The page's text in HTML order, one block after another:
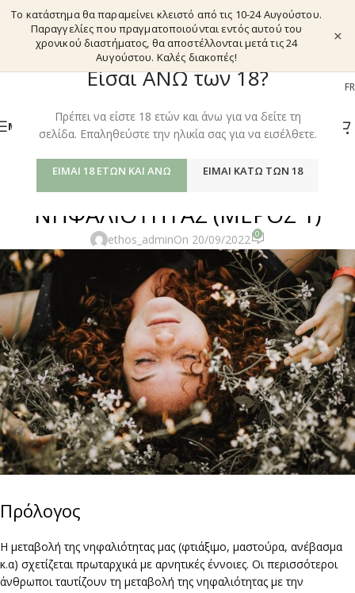
Είσαι ΑΝΩ των 18?
Πρέπει να είστε 18 ετών και άνω για να δείτε τη
σελίδα. Επαληθεύστε την ηλικία σας για να εισέλθετε.
ΕΊΜΑΙ 18 ΕΤΏΝ ΚΑΙ ΆΝΩ ΕΊΜΑΙ ΚΆΤΩ ΤΩΝ 18
Το κατάστημα θα παραμείνει κλειστό από τις 10-24 Αυγούστου.
Παραγγελίες που πραγματοποιούνται εντός αυτού του
χρονικού διαστήματος, θα αποστέλλονται μετά τις 24
Αυγούστου. Καλές διακοπές!
×
EL FR
ΜΕΝΟΎ
ETHOS LIFESTYLE
ΦΥΣΙΚΕΣ ΜΕΤΑΒΟΛΕΣ ΤΗΣ
ΝΗΦΑΛΙΟΤΗΤΑΣ (ΜΕΡΟΣ 1)
ethos_adminOn 20/09/2022 0
Πρόλογος
Η μεταβολή της νηφαλιότητας μας (φτιάξιμο, μαστούρα, ανέβασμα
κ.α) σχετίζεται πρωταρχικά με αρνητικές έννοιες. Οι περισσότεροι
άνθρωποι ταυτίζουν τη μεταβολή της νηφαλιότητας με την